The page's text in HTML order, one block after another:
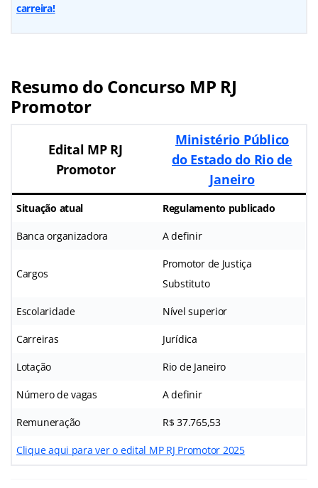
carreira!
Resumo do Concurso MP RJ
Promotor
Edital MP RJ
Promotor
Ministério Público
do Estado do Rio de
Janeiro
Situação atual Regulamento publicado
Banca organizadora A definir
Cargos
Promotor de Justiça
Substituto
Escolaridade Nível superior
Carreiras Jurídica
Lotação Rio de Janeiro
Número de vagas A definir
Remuneração R$ 37.765,53
Clique aqui para ver o edital MP RJ Promotor 2025